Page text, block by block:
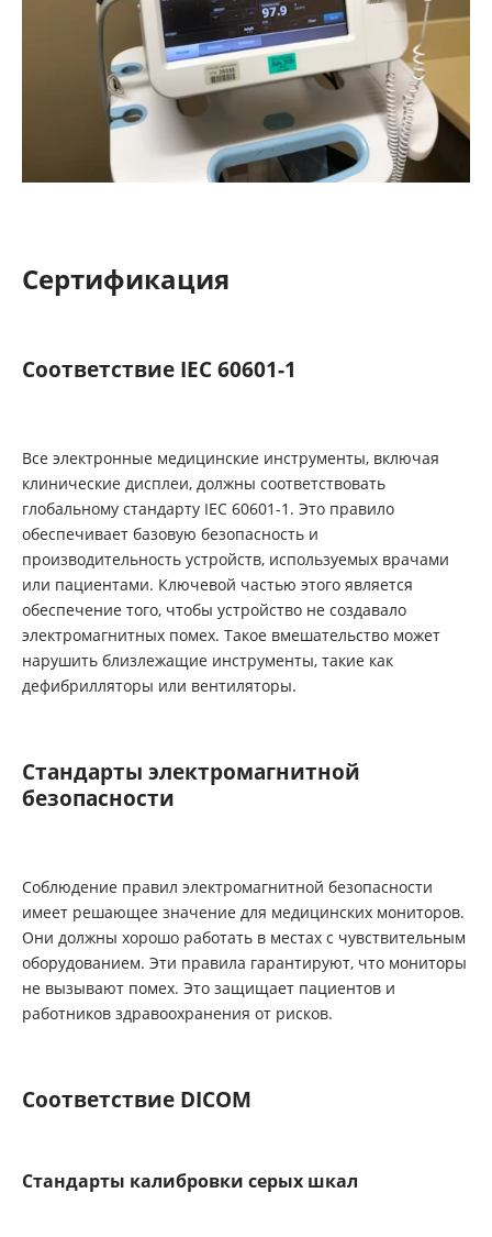
Сертификация
Соответствие IEC 60601-1
Все электронные медицинские инструменты, включая
клинические дисплеи, должны соответствовать
глобальному стандарту IEC 60601-1. Это правило
обеспечивает базовую безопасность и
производительность устройств, используемых врачами
или пациентами. Ключевой частью этого является
обеспечение того, чтобы устройство не создавало
электромагнитных помех. Такое вмешательство может
нарушить близлежащие инструменты, такие как
дефибрилляторы или вентиляторы.
Стандарты электромагнитной
безопасности
Соблюдение правил электромагнитной безопасности
имеет решающее значение для медицинских мониторов.
Они должны хорошо работать в местах с чувствительным
оборудованием. Эти правила гарантируют, что мониторы
не вызывают помех. Это защищает пациентов и
работников здравоохранения от рисков.
Соответствие DICOM
Стандарты калибровки серых шкал